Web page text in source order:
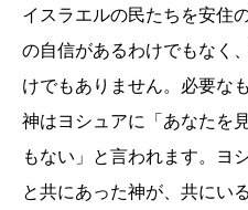
イスラエルの民たちを安住
の自信があるわけでもなく
けでもありません。必要な
神はヨシュアに「あなたを
もない」と言われます。ヨ
と共にあった神が、共にい